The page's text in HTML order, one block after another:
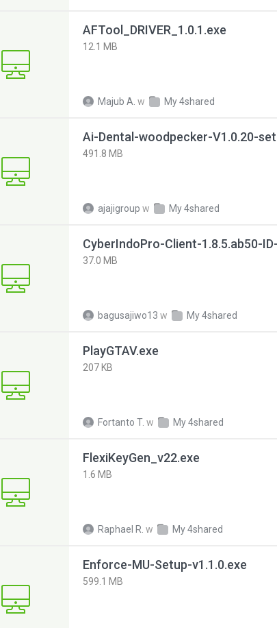
AFTool_DRIVER_1.0.1.exe
12.1 MB
Majub A. w My 4shared
Ai-Dental-woodpecker-V1.0.20-
491.8 MB
ajajigroup w My 4shared
CyberIndoPro-Client-1.8.5.ab50-
37.0 MB
bagusajiwo13 w My 4shared
PlayGTAV.exe
207 KB
Fortanto T. w My 4shared
FlexiKeyGen_v22.exe
1.6 MB
Raphael R. w My 4shared
Enforce-MU-Setup-v1.1.0.exe
599.1 MB